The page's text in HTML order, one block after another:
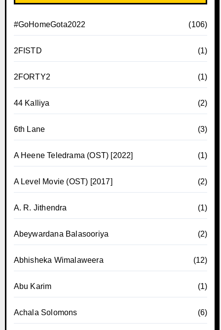
#GoHomeGota2022 (106)
2FISTD (1)
2FORTY2 (1)
44 Kalliya (2)
6th Lane (3)
A Heene Teledrama (OST) [2022] (1)
A Level Movie (OST) [2017] (2)
A. R. Jithendra (1)
Abeywardana Balasooriya (2)
Abhisheka Wimalaweera (12)
Abu Karim (1)
Achala Solomons (6)